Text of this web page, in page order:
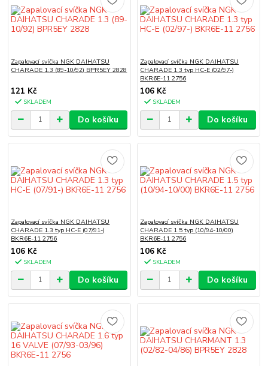
Zapalovací svíčka NGK DAIHATSU
CHARADE 1.3 (89-10/92) BPR5EY 2828
121 Kč
SKLADEM
Do košíku
Zapalovací svíčka NGK DAIHATSU
CHARADE 1.3 typ HC-E (02/97-)
BKR6E-11 2756
106 Kč
SKLADEM
Do košíku
Zapalovací svíčka NGK DAIHATSU
CHARADE 1.3 typ HC-E (07/91-)
BKR6E-11 2756
106 Kč
SKLADEM
Do košíku
Zapalovací svíčka NGK DAIHATSU
CHARADE 1.5 typ (10/94-10/00)
BKR6E-11 2756
106 Kč
SKLADEM
Do košíku